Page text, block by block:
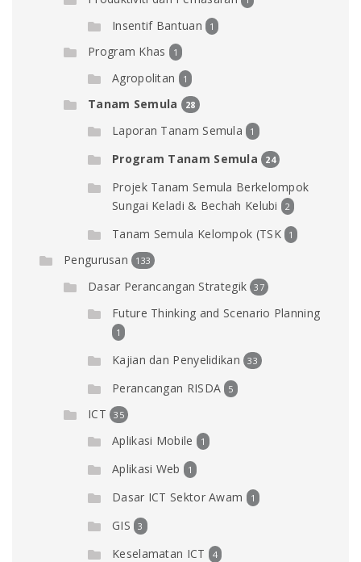
Insentif Bantuan 1
Program Khas 1
Agropolitan 1
Tanam Semula 28
Laporan Tanam Semula 1
Program Tanam Semula 24
Projek Tanam Semula Berkelompok
Sungai Keladi & Bechah Kelubi
2
Tanam Semula Kelompok (TSK 1
Pengurusan 133
Dasar Perancangan Strategik 37
Future Thinking and Scenario Planning
1
Kajian dan Penyelidikan 33
Perancangan RISDA 5
ICT 35
Aplikasi Mobile 1
Aplikasi Web 1
Dasar ICT Sektor Awam 1
GIS 3
Keselamatan ICT 4